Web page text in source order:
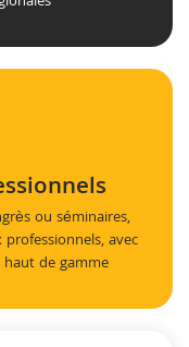
ou séminaires,
avec
de gamme